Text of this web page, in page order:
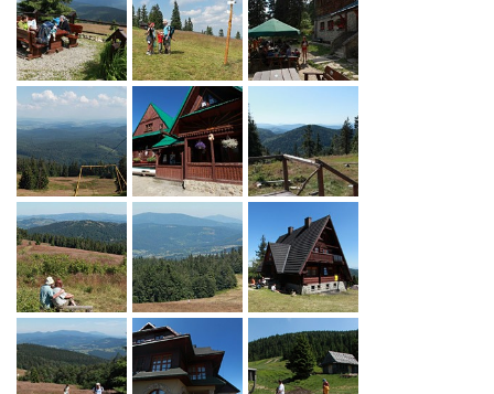
Żywieckiego Parku Krajobrazowego wznosi się natomiast
Grupa Wielkiej Raczy, kulminująca w dwóch masywach:
Wielkiej Raczy (1236 m) i Wielkiej Rycerzowej (1226).
Budowę Beskidu Żywieckiego stanowią piaskowce
magurskie oraz łupki ilaste, których warstwy tworzą tzw.
flisz karpacki. Roślinność obszaru parku dzieli się na cztery
piętra. Najniżej, do wysokości ok. 600 m n.p.m. sięga piętro
pogórza, które niegdyś porastały lasy mieszane, obecnie
zaś znajdują się tu przede wszystkim osiedla ludzkie i pola
uprawne. Tereny od 600 do 1150 m to z kolei regiel dolny. Z
dawnych, naturalnych lasów tego piętra, w których
dominowały buki oraz jodły z domieszką świerka i jawora,
pozostały liczne fragmenty, z których część chroniona jest
w rezerwatach. Sporą powierzchnię tego obszaru zajmują
dziś (wprowadzone przez człowieka) lasy iglaste, które
sadzono tu od czasów zaboru austriackiego. Powyżej regla
dolnego rozpościera się regiel górny, porośnięty przez